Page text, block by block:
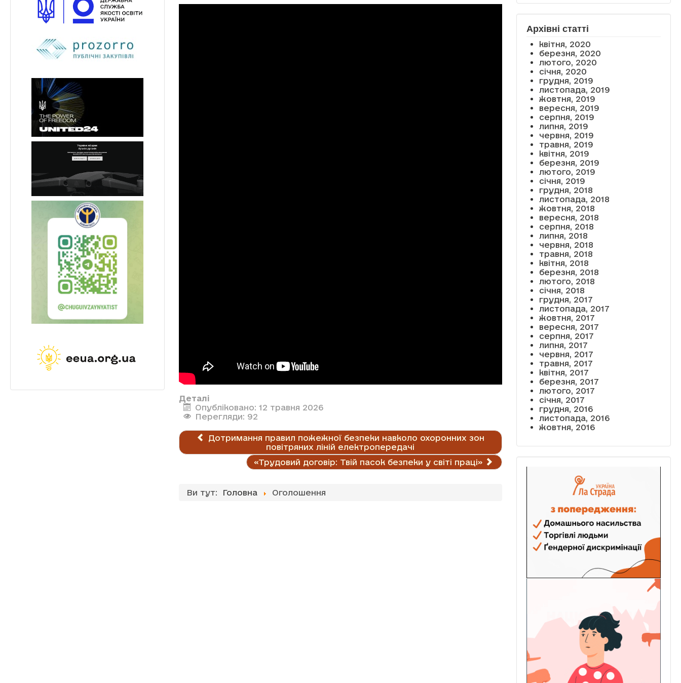
Деталі
Опубліковано: 12 травня 2026
Перегляди: 92
Дотримання правил пожежної безпеки навколо охоронних зон
повітряних ліній електропередачі
«Трудовий договір: Твій пасок безпеки у світі праці»
Ви тут: Головна Оголошення
Архівні статті
квітня, 2020
березня, 2020
лютого, 2020
січня, 2020
грудня, 2019
листопада, 2019
жовтня, 2019
вересня, 2019
серпня, 2019
липня, 2019
червня, 2019
травня, 2019
квітня, 2019
березня, 2019
лютого, 2019
січня, 2019
грудня, 2018
листопада, 2018
жовтня, 2018
вересня, 2018
серпня, 2018
липня, 2018
червня, 2018
травня, 2018
квітня, 2018
березня, 2018
лютого, 2018
січня, 2018
грудня, 2017
листопада, 2017
жовтня, 2017
вересня, 2017
серпня, 2017
липня, 2017
червня, 2017
травня, 2017
квітня, 2017
березня, 2017
лютого, 2017
січня, 2017
грудня, 2016
листопада, 2016
жовтня, 2016